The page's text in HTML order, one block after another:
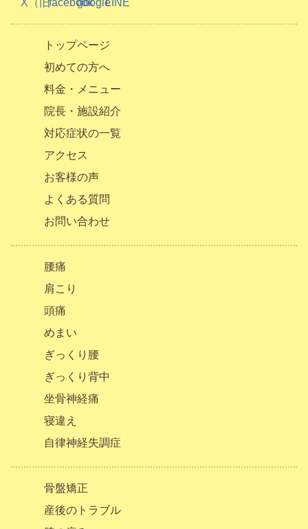
トップページ
初めての方へ
料金・メニュー
院長・施設紹介
対応症状の一覧
アクセス
お客様の声
よくある質問
お問い合わせ
腰痛
肩こり
頭痛
めまい
ぎっくり腰
ぎっくり背中
坐骨神経痛
寝違え
自律神経失調症
骨盤矯正
産後のトラブル